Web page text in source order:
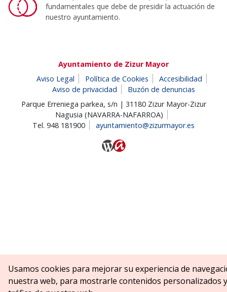
fundamentales que debe de presidir la actuación de
nuestro ayuntamiento.
Ayuntamiento de Zizur Mayor
Aviso Legal
Política de Cookies
Accesibilidad
Aviso de privacidad
Buzón de denuncias
Parque Erreniega parkea, s/n | 31180 Zizur Mayor-Zizur
Nagusia (NAVARRA-NAFARROA)
Tel. 948 181900
ayuntamiento@zizurmayor.es
Usamos cookies para mejorar su experiencia de
nuestra web, para mostrarle contenidos personalizados